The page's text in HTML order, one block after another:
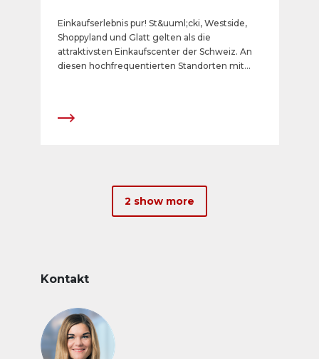
Einkaufserlebnis pur! St&uuml;cki, Westside,
Shoppyland und Glatt gelten als die
attraktivsten Einkaufscenter der Schweiz. An
diesen hochfrequentierten Standorten mit
Aktion f&uuml;r Ihre Jahrespr&auml;senz.
2 show more
Kontakt